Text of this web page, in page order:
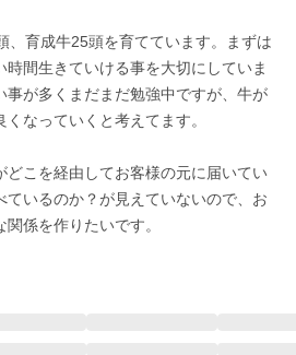
、育成牛25頭を育てています。まずは
間生きていける事を大切にしていま
事が多くまだまだ勉強中ですが、牛が
なっていくと考えてます。
どこを経由してお客様の元に届いてい
ているのか？が見えていないので、お
係を作りたいです。